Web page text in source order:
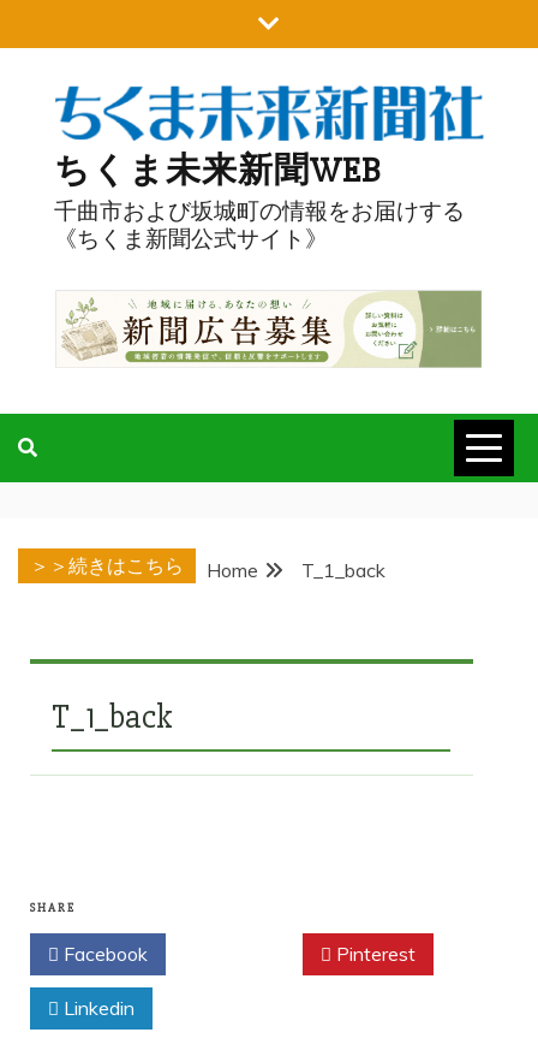
to
ちくま未来新聞WEB
千曲市および坂城町の情報をお届けする
《ちくま新聞公式サイト》
＞＞続きはこちら Home T_1_back
T_1_back
SHARE
Facebook Pinterest
Linkedin